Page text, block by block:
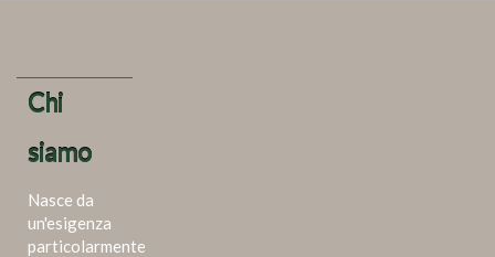
Chi
siamo
Nasce da
un'esigenza
particolarmente